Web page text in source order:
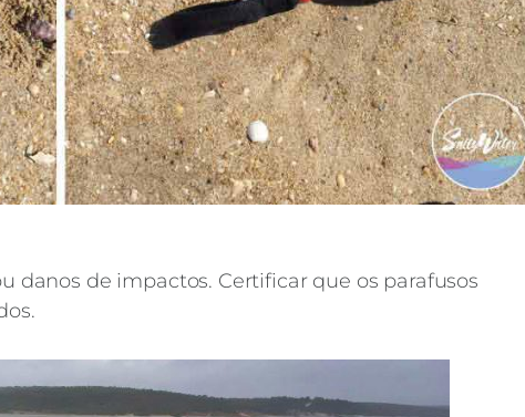
danos de impactos. Certificar que os parafusos